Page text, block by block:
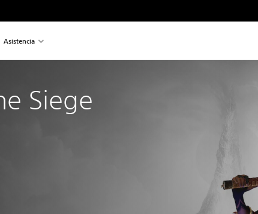
Asistencia
Siege